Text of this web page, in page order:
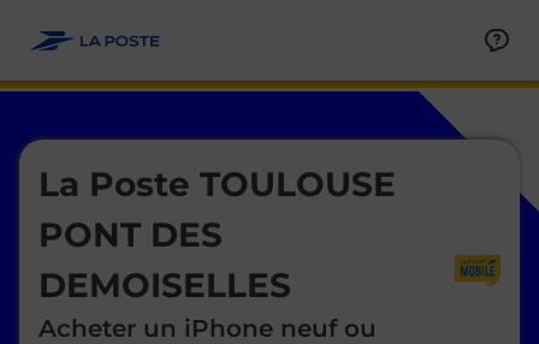
La Poste TOULOUSE
PONT DES
DEMOISELLES
Acheter un iPhone neuf ou
Le lien s'ouvre dans un nouvel onglet